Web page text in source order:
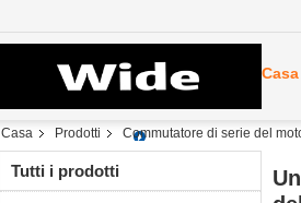
Casa
Casa Prodotti Commutatore di serie del
Tutti i prodotti